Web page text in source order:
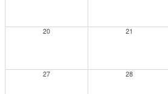
20 21
27 28